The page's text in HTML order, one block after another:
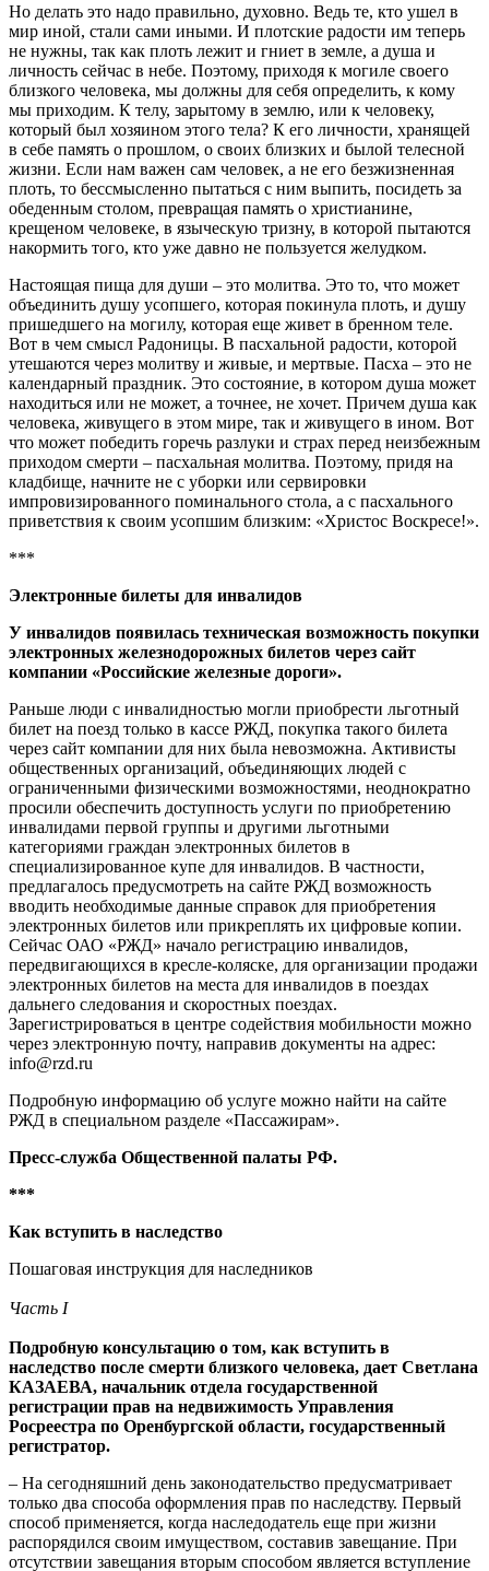
Но делать это надо правильно, духовно. Ведь те, кто ушел в
мир иной, стали сами иными. И плотские радости им теперь
не нужны, так как плоть лежит и гниет в земле, а душа и
личность сейчас в небе. Поэтому, приходя к могиле своего
близкого человека, мы должны для себя определить, к кому
мы приходим. К телу, зарытому в землю, или к человеку,
который был хозяином этого тела? К его личности, хранящей
в себе память о прошлом, о своих близких и былой телесной
жизни. Если нам важен сам человек, а не его безжизненная
плоть, то бессмысленно пытаться с ним выпить, посидеть за
обеденным столом, превращая память о христианине,
крещеном человеке, в языческую тризну, в которой пытаются
накормить того, кто уже давно не пользуется желудком.
Настоящая пища для души – это молитва. Это то, что может
объединить душу усопшего, которая покинула плоть, и душу
пришедшего на могилу, которая еще живет в бренном теле.
Вот в чем смысл Радоницы. В пасхальной радости, которой
утешаются через молитву и живые, и мертвые. Пасха – это не
календарный праздник. Это состояние, в котором душа может
находиться или не может, а точнее, не хочет. Причем душа как
человека, живущего в этом мире, так и живущего в ином. Вот
что может победить горечь разлуки и страх перед неизбежным
приходом смерти – пасхальная молитва. Поэтому, придя на
кладбище, начните не с уборки или сервировки
импровизированного поминального стола, а с пасхального
приветствия к своим усопшим близким: «Христос Воскресе!».
***
Электронные билеты для инвалидов
У инвалидов появилась техническая возможность покупки
электронных железнодорожных билетов через сайт
компании «Российские железные дороги».
Раньше люди с инвалидностью могли приобрести льготный
билет на поезд только в кассе РЖД, покупка такого билета
через сайт компании для них была невозможна. Активисты
общественных организаций, объединяющих людей с
ограниченными физическими возможностями, неоднократно
просили обеспечить доступность услуги по приобретению
инвалидами первой группы и другими льготными
категориями граждан электронных билетов в
специализированное купе для инвалидов. В частности,
предлагалось предусмотреть на сайте РЖД возможность
вводить необходимые данные справок для приобретения
электронных билетов или прикреплять их цифровые копии.
Сейчас ОАО «РЖД» начало регистрацию инвалидов,
передвигающихся в кресле-коляске, для организации продажи
электронных билетов на места для инвалидов в поездах
дальнего следования и скоростных поездах.
Зарегистрироваться в центре содействия мобильности можно
через электронную почту, направив документы на адрес:
info@rzd.ru
Подробную информацию об услуге можно найти на сайте
РЖД в специальном разделе «Пассажирам».
Пресс-служба Общественной палаты РФ.
***
Как вступить в наследство
Пошаговая инструкция для наследников
Часть I
Подробную консультацию о том, как вступить в
наследство после смерти близкого человека, дает Светлана
КАЗАЕВА, начальник отдела государственной
регистрации прав на недвижимость Управления
Росреестра по Оренбургской области, государственный
регистратор.
– На сегодняшний день законодательство предусматривает
только два способа оформления прав по наследству. Первый
способ применяется, когда наследодатель еще при жизни
распорядился своим имуществом, составив завещание. При
отсутствии завещания вторым способом является вступление